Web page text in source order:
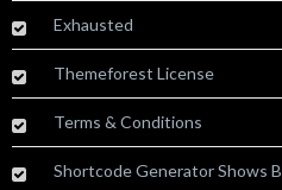
Exhausted
Themeforest License
Terms & Conditions
Shortcode Generator Shows